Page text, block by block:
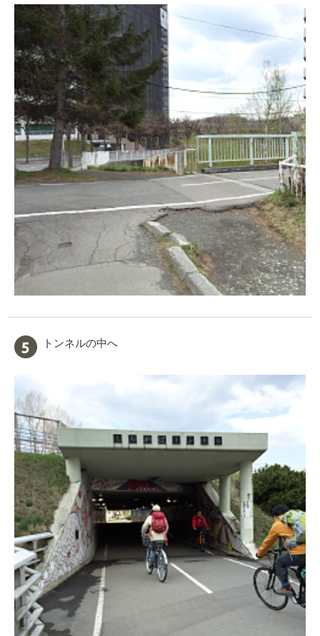
トンネルの中へ